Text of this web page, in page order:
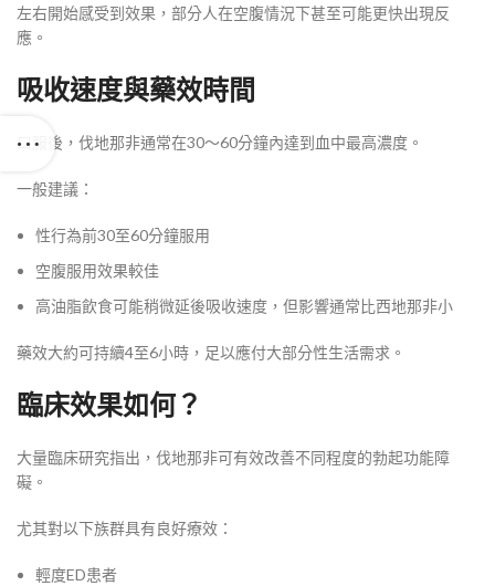
左右開始感受到效果，部分人在空腹情況下甚至可能更快出現反
應。
吸收速度與藥效時間
口服後，伐地那非通常在30～60分鐘內達到血中最高濃度。
一般建議：
性行為前30至60分鐘服用
空腹服用效果較佳
高油脂飲食可能稍微延後吸收速度，但影響通常比西地那非小
藥效大約可持續4至6小時，足以應付大部分性生活需求。
臨床效果如何？
大量臨床研究指出，伐地那非可有效改善不同程度的勃起功能障
礙。
尤其對以下族群具有良好療效：
輕度ED患者